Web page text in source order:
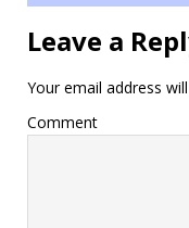
Leave a
Your email address
Comment